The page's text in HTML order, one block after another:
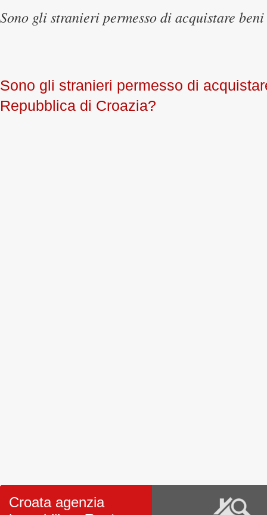
Sono gli stranieri permesso di acquistare
Sono gli stranieri permesso di
Repubblica di Croazia?
Croata agenzia